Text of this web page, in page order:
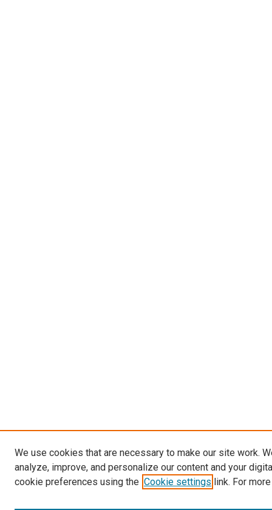
We use cookies that are necessary to make our site work.
analyze, improve, and personalize our content and your
cookie preferences using the Cookie settings link. For